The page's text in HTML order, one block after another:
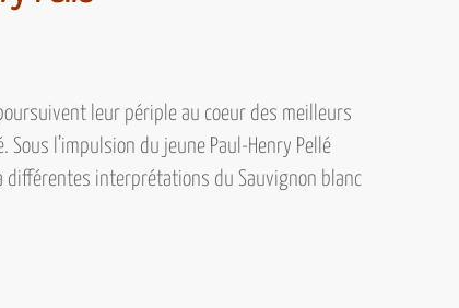
leur périple au coeur des meilleurs
Sous l’impulsion du jeune Paul-Henry Pellé
différentes interprétations du Sauvignon blanc